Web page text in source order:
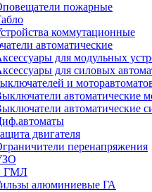
пожарные
коммутационные
автоматические
для модульных
для силовых
и
автоматические
автоматические
двигателя
перенапряжения
ГМЛ
алюминиевые ГА